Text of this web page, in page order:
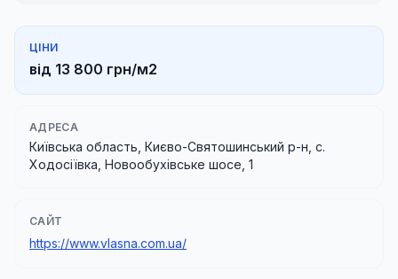
ЦІНИ
від 13 800 грн/м2
АДРЕСА
Київська область, Києво-Святошинський р-н, с.
Ходосіївка, Новообухівське шосе, 1
САЙТ
https://www.vlasna.com.ua/